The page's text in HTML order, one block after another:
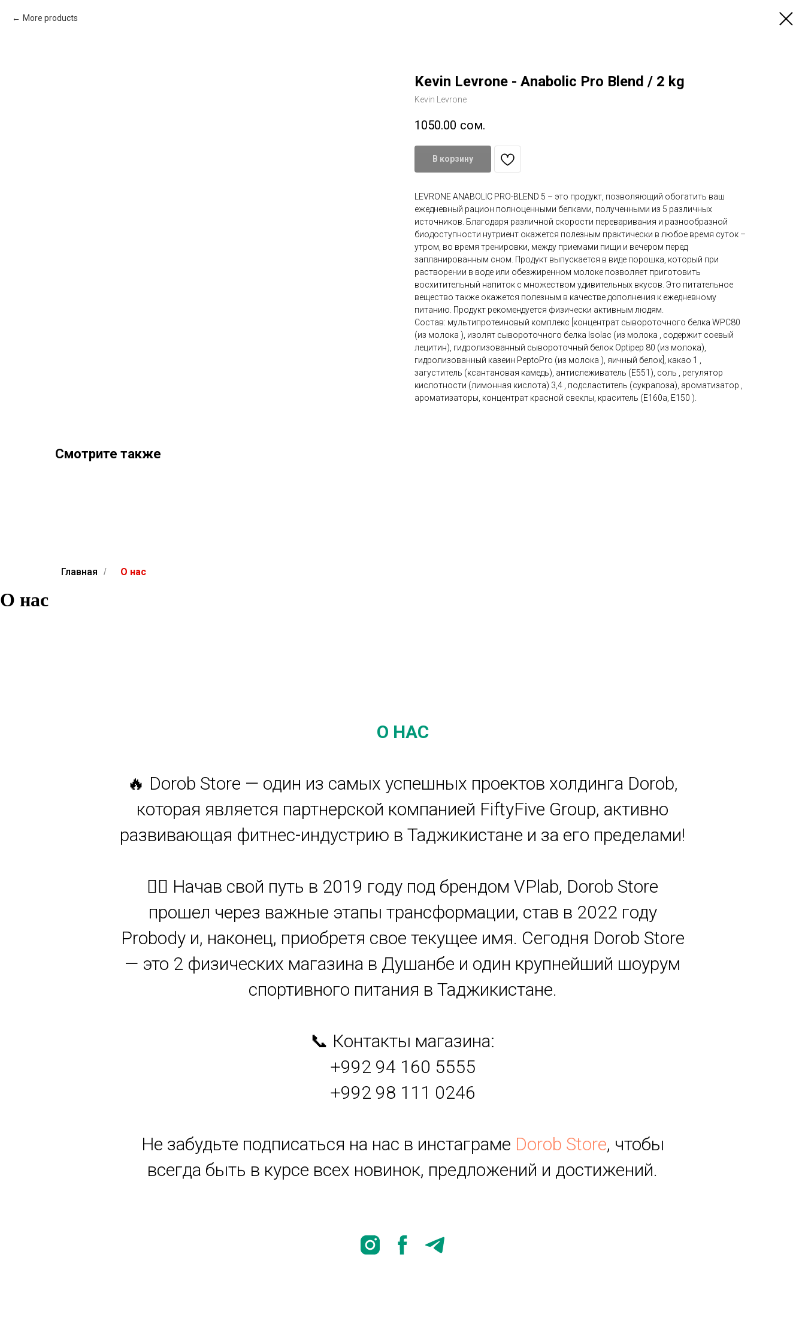
More products
Kevin Levrone - Anabolic Pro Blend / 2 kg
Kevin Levrone
1050.00 сом.
В корзину
LEVRONE ANABOLIC PRO-BLEND 5 – это продукт, позволяющий обогатить ваш
ежедневный рацион полноценными белками, полученными из 5 различных
источников. Благодаря различной скорости переваривания и разнообразной
биодоступности нутриент окажется полезным практически в любое время суток –
утром, во время тренировки, между приемами пищи и вечером перед
запланированным сном. Продукт выпускается в виде порошка, который при
растворении в воде или обезжиренном молоке позволяет приготовить
восхитительный напиток с множеством удивительных вкусов. Это питательное
вещество также окажется полезным в качестве дополнения к ежедневному
питанию. Продукт рекомендуется физически активным людям.
Состав: мультипротеиновый комплекс [концентрат сывороточного белка WPC80
(из молока ), изолят сывороточного белка Isolac (из молока , содержит соевый
лецитин), гидролизованный сывороточный белок Optipep 80 (из молока),
гидролизованный казеин PeptoPro (из молока ), яичный белок], какао 1 ,
загуститель (ксантановая камедь), антислеживатель (Е551), соль , регулятор
кислотности (лимонная кислота) 3,4 , подсластитель (сукралоза), ароматизатор ,
ароматизаторы, концентрат красной свеклы, краситель (E160a, E150 ).
Смотрите также
Главная / О нас
О нас
О НАС
🔥 Dorob Store — один из самых успешных проектов холдинга Dorob,
которая является партнерской компанией FiftyFive Group, активно
развивающая фитнес-индустрию в Таджикистане и за его пределами!
🏋️‍♂️ Начав свой путь в 2019 году под брендом VPlab, Dorob Store
прошел через важные этапы трансформации, став в 2022 году
Probody и, наконец, приобретя свое текущее имя. Сегодня Dorob Store
— это 2 физических магазина в Душанбе и один крупнейший шоурум
спортивного питания в Таджикистане.
📞 Контакты магазина:
+992 94 160 5555
+992 98 111 0246
Не забудьте подписаться на нас в инстаграме Dorob Store, чтобы
всегда быть в курсе всех новинок, предложений и достижений.